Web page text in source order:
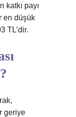
katkı payı
en düşük
TL’dir.
geriye